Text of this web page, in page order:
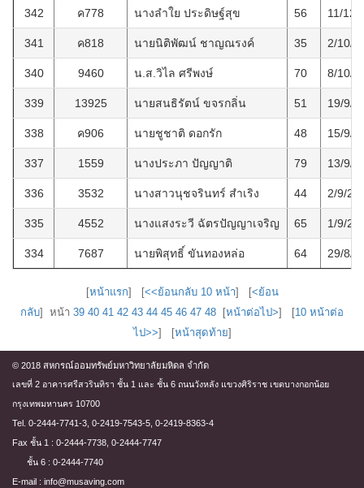
342 ค778 นางลำใย ประดิษฐ์สุข 56 11/12/
341 ค818 นายนิติพัฒน์ ชาญณรงค์ 35 2/10/
340 9460 น.ส.วิไล ศรีพงษ์ 70 8/10/
339 13925 นายสนธิรัตน์ ขจรกลิ่น 51 19/9/
338 ค906 นายชูชาติ ดอกรัก 48 15/9/
337 1559 นางประภา ปัญญาติ 79 13/9/
336 3532 นางสาวนุชจรินทร์ สำเริง 44 2/9/
335 4552 นางแสงระวี ฉัตรปัญญาเจริญ 65 1/9/
334 7687 นายพิสุทธิ์ ขันทองหล่อ 64 29/8/
[หน้าแรก] [<<ย้อนกลับ 10 หน้า] [<ย้อน
กลับ] หน้า 39 40 41 42 43 44 45 46 47 48 [หน้าต่อไป>] [10 หน้าต่อ
ไป>>] [หน้าสุดท้าย]
© 2018 สหกรณ์ออมทรัพย์มหาวิทยาลัยมหิดล จำกัด
เลขที่ 2 อาคารศรีสวรินทิรา ชั้น 1 และ ชั้น 6 ถนนวังหลัง แขวงศิริราช เขตบางกอกน้อย
กรุงเทพมหานคร 10700
Tel. 0-2444-7741-3, 0-2419-7543-5, 0-2419-8363-4
Fax ชั้น 1 : 0-2444-7738, 0-2444-7747
ชั้น 6 : 0-2444-7740
E-mail : info@musaving.com